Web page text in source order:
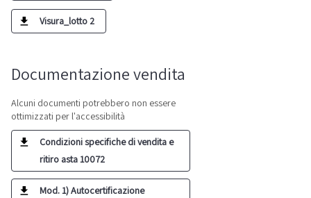
Visura_lotto 2
Documentazione vendita
Alcuni documenti potrebbero non essere
ottimizzati per l'accessibilità
Condizioni specifiche di vendita e
ritiro asta 10072
Mod. 1) Autocertificazione